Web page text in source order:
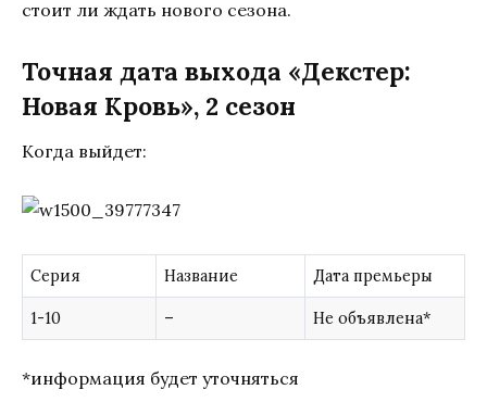
стоит ли ждать нового сезона.
Точная дата выхода «Декстер:
Новая Кровь», 2 сезон
Когда выйдет:
Серия Название Дата премьеры
1-10 – Не объявлена*
*информация будет уточняться